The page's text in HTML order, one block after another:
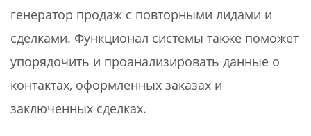
генератор продаж с повторными лидами и
сделками. Функционал системы также поможет
упорядочить и проанализировать данные о
контактах, оформленных заказах и
заключенных сделках.